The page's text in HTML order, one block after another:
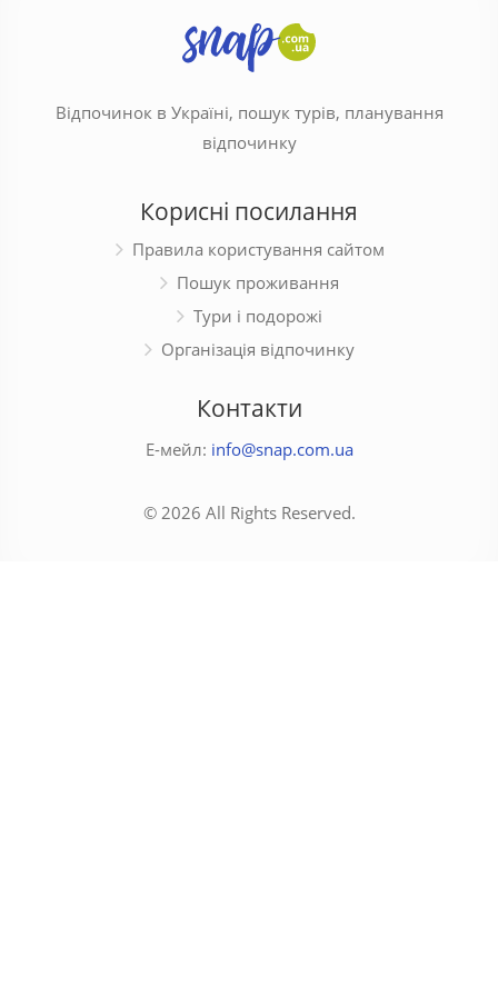
Відпочинок в Україні, пошук турів, планування
відпочинку
Корисні посилання
Правила користування сайтом
Пошук проживання
Тури і подорожі
Організація відпочинку
Контакти
Е-мейл: info@snap.com.ua
© 2026 All Rights Reserved.